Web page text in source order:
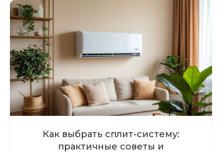
Как выбрать сплит-систему:
практичные советы и